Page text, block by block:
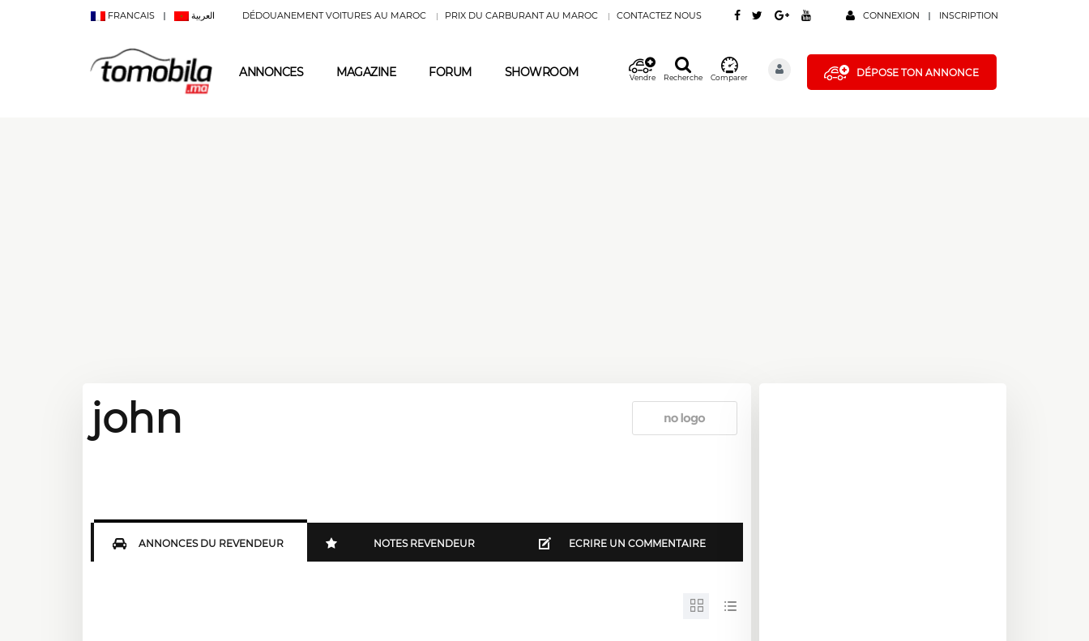
FRANCAIS العربية CONNEXION INSCRIPTION
DÉDOUANEMENT VOITURES AU MAROC PRIX DU CARBURANT AU MAROC CONTACTEZ NOUS
DÉPOSE TON ANNONCE
Comparer
Recherche
Vendre
ANNONCES MAGAZINE FORUM SHOWROOM
john
ANNONCES DU REVENDEUR NOTES REVENDEUR ECRIRE UN COMMENTAIRE